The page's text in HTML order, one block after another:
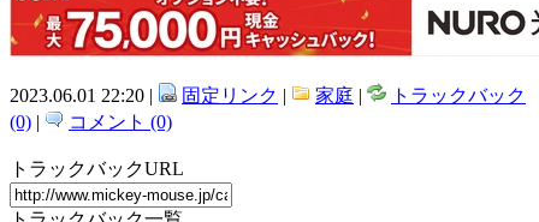
2023.06.01 22:20 | 固定リンク | 家庭 |
トラックバック
(0) | コメント (0)
トラックバックURL